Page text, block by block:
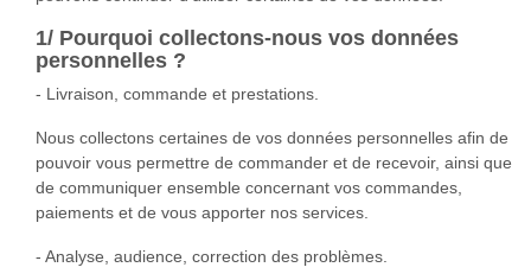
1/ Pourquoi collectons-nous vos données
personnelles ?
- Livraison, commande et prestations.
Nous collectons certaines de vos données personnelles afin de
pouvoir vous permettre de commander et de recevoir, ainsi que
de communiquer ensemble concernant vos commandes,
paiements et de vous apporter nos services.
- Analyse, audience, correction des problèmes.